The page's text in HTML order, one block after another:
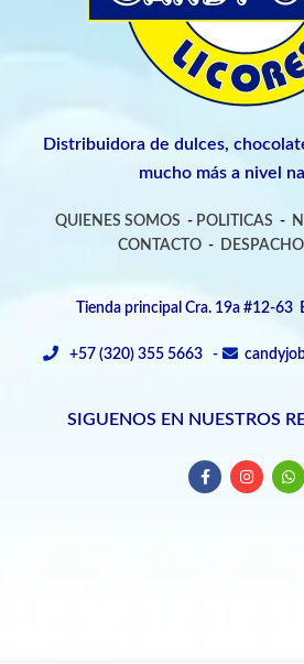
Distribuidora de dulces,
mucho más a nivel
QUIENES SOMOS - POLITICAS -
CONTACTO-
Tienda principal Cra. 19a #12-63
+57 (320) 355 5663 -
SIGUENOS EN NUESTROS